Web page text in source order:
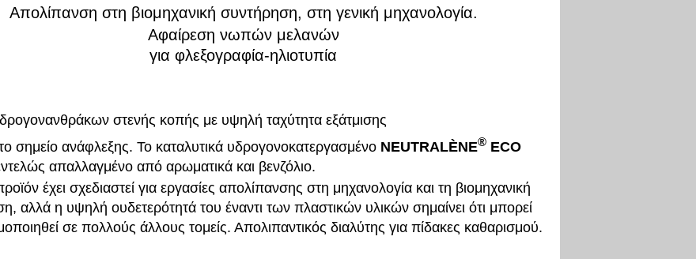
Απολίπανση στη βιομηχανική συντήρηση, στη γενική μηχανολογία.
Αφαίρεση νωπών μελανών
για φλεξογραφία-ηλιοτυπία
στενής κοπής με υψηλή ταχύτητα εξάτμισης
σημείο ανάφλεξης. Το καταλυτικά υδρογονοκατεργασμένο NEUTRALÈNE®ECO
απαλλαγμένο από αρωματικά και βενζόλιο.
έχει σχεδιαστεί για εργασίες απολίπανσης στη μηχανολογία και τη βιομηχανική
αλλά η υψηλή ουδετερότητά του έναντι των πλαστικών υλικών σημαίνει ότι μπορεί
σε πολλούς άλλους τομείς. Απολιπαντικός διαλύτης για πίδακες καθαρισμού.